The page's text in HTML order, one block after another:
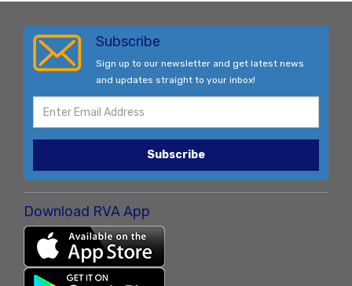
Subscribe
Sign up to our newsletter and get latest news
and updates straight to your inbox!
Subscribe
Download RVA App